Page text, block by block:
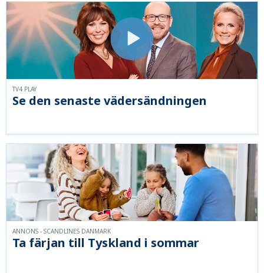
Se den senaste vädersändningen
TV4 PLAY
Ta färjan till Tyskland i sommar
ANNONS - SCANDLINES DANMARK